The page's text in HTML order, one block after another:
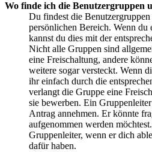
Wo finde ich die Benutzergruppen
Du findest die
persönlichen Bereich. Wenn du
kannst du dies mit der
Nicht alle Gruppen sind
eine Freischaltung, andere
weitere sogar versteckt. Wenn
ihr einfach durch die
verlangt die Gruppe eine
sie bewerben. Ein
Antrag annehmen. Er könnte
aufgenommen werden
Gruppenleiter, wenn er dich
dafür haben.